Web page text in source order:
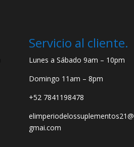
Servicio al cliente.
Lunes a Sábado 9am – 10pm
Domingo 11am – 8pm
+52 7841198478
elimperiodelossuplementos21@
gmai.com